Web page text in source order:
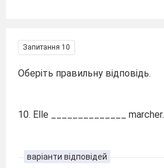
Запитання 10
Оберіть правильну відповідь.
10. Elle ______________ marcher.
варіанти відповідей